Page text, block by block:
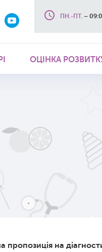
ПН.-ПТ. –
ОЦІНКА
пропозиція на